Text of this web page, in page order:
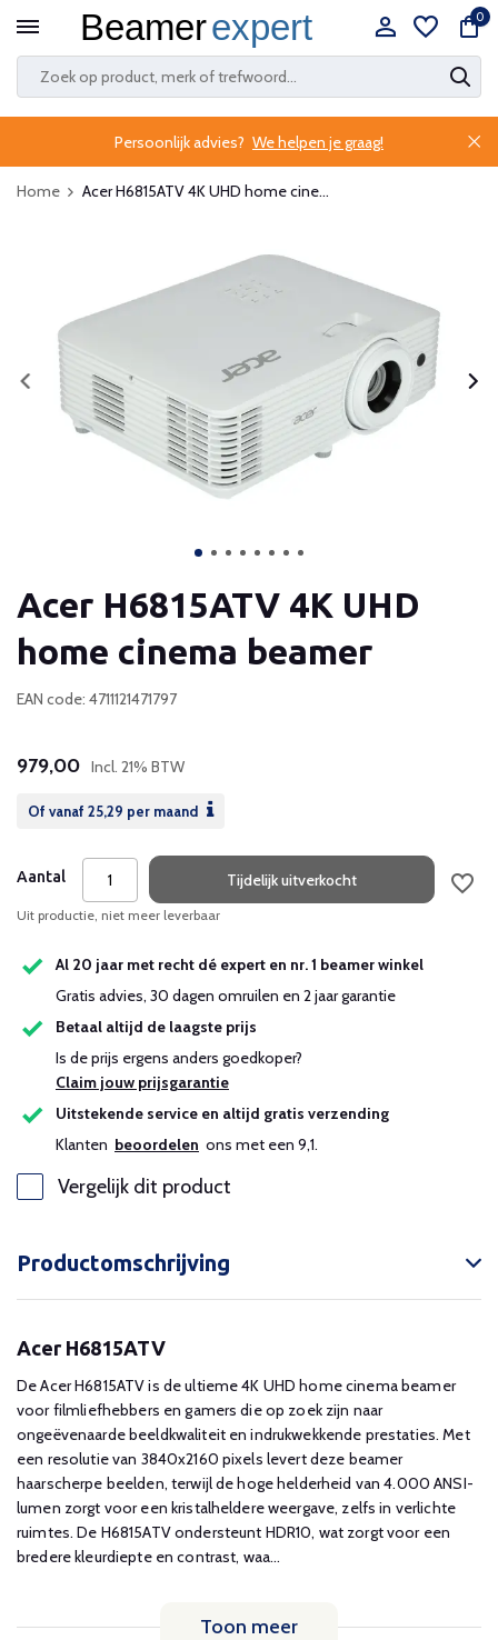
0
Persoonlijk advies? We helpen je graag!
Home Acer H6815ATV 4K UHD home cine...
Acer H6815ATV 4K UHD
home cinema beamer
EAN code: 4711121471797
979,00 Incl. 21% BTW
Of vanaf 25,29 per maand
Aantal Tijdelijk uitverkocht
Uit productie, niet meer leverbaar
Al 20 jaar met recht dé expert en nr. 1 beamer winkel
Gratis advies, 30 dagen omruilen en 2 jaar garantie
Betaal altijd de laagste prijs
Is de prijs ergens anders goedkoper?
Claim jouw prijsgarantie
Uitstekende service en altijd gratis verzending
Klanten beoordelen ons met een 9,1.
Vergelijk dit product
Productomschrijving
Acer H6815ATV
De Acer H6815ATV is de ultieme 4K UHD home cinema beamer
voor filmliefhebbers en gamers die op zoek zijn naar
ongeëvenaarde beeldkwaliteit en indrukwekkende prestaties. Met
een resolutie van 3840x2160 pixels levert deze beamer
haarscherpe beelden, terwijl de hoge helderheid van 4.000 ANSI-
lumen zorgt voor een kristalheldere weergave, zelfs in verlichte
ruimtes. De H6815ATV ondersteunt HDR10, wat zorgt voor een
bredere kleurdiepte en contrast, waa...
Toon meer